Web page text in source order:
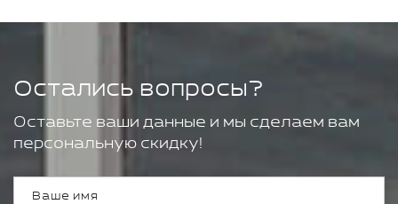
Остались вопросы?
Оставьте ваши данные и мы сделаем вам
персональную скидку!